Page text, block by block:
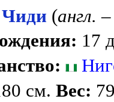
(англ.
17
см.Вес: